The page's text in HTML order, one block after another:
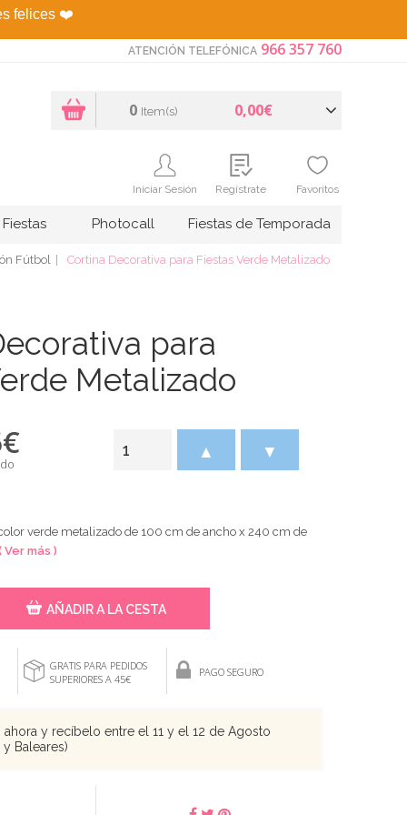
felices ❤️
ATENCIÓN TELEFÓNICA 966 357 760
0 Item(s) 0,00€
Iniciar Sesión Regístrate Favoritos
Photocall Fiestas de Temporada
Fútbol Cortina Decorativa para Fiestas Verde Metalizado
para
Metalizado
€ ▲ ▼
verde metalizado de 100 cm de ancho x 240 cm de
Ver más )
AÑADIR A LA CESTA
GRATIS PARA PEDIDOS
SUPERIORES A 45€
PAGO SEGURO
ahora y recíbelo entre el 11 y el 12 de Agosto
Baleares)